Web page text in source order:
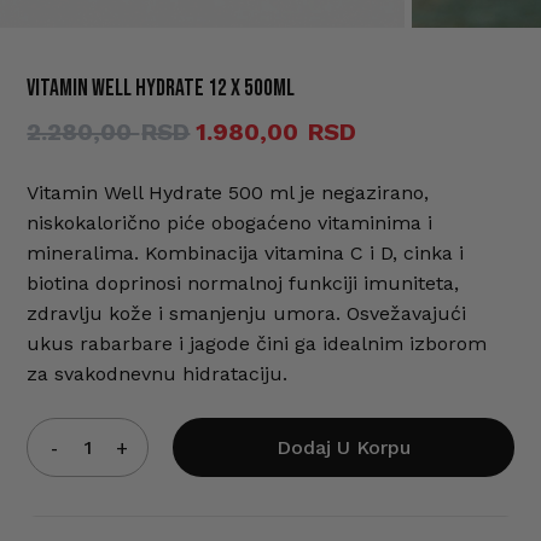
Vitamin Well Hydrate 12 x 500ml
2.280,00
Originalna
je
bila:
2.280,00 RSD.
1.980,00
je:
1.980,00 RSD.
Vitamin Well Hydrate 500 ml je negazirano,
niskokalorično piće obogaćeno vitaminima i
mineralima. Kombinacija vitamina C i D, cinka i
biotina doprinosi normalnoj funkciji imuniteta,
zdravlju kože i smanjenju umora. Osvežavajući
ukus rabarbare i jagode čini ga idealnim izborom
za svakodnevnu hidrataciju.
Dodaj U Korpu
Ime *
E-pošta *
Sačuvaj moje ime, e-poštu i veb
mesto u ovom pregledaču veba za
sledeći put kada komentarišem.